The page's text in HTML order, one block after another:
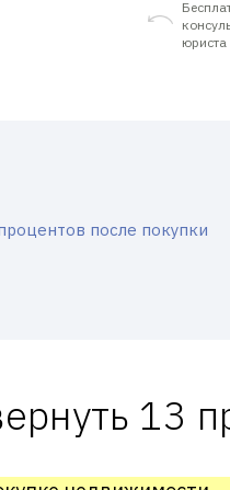
юриста
после покупки
13